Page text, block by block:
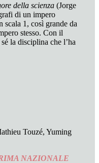
della scienza (Jorge
di un impero
scala 1, così grande da
stesso. Con il
la disciplina che l’ha
Touzé, Yuming
NAZIONALE